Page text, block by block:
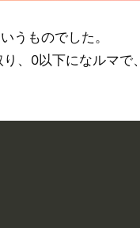
うものでした。
、0以下になルマで